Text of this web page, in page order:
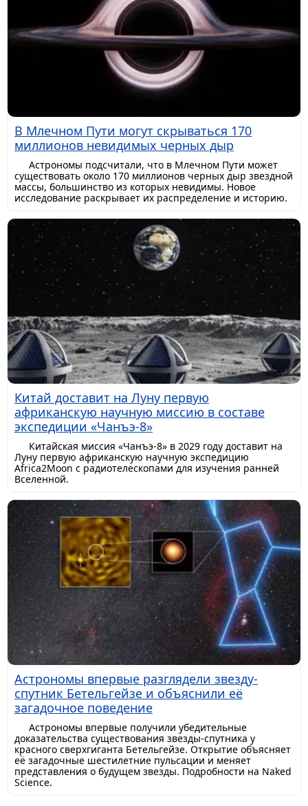
В Млечном Пути могут скрываться 170
миллионов невидимых черных дыр
Астрономы подсчитали, что в Млечном Пути может
существовать около 170 миллионов черных дыр звездной
массы, большинство из которых невидимы. Новое
исследование раскрывает их распределение и историю.
Китай доставит на Луну первую
африканскую научную миссию в составе
экспедиции «Чанъэ-8»
Китайская миссия «Чанъэ-8» в 2029 году доставит на
Луну первую африканскую научную экспедицию
Africa2Moon с радиотелескопами для изучения ранней
Вселенной.
Астрономы впервые разглядели звезду-
спутник Бетельгейзе и объяснили её
загадочное поведение
Астрономы впервые получили убедительные
доказательства существования звезды-спутника у
красного сверхгиганта Бетельгейзе. Открытие объясняет
её загадочные шестилетние пульсации и меняет
представления о будущем звезды. Подробности на Naked
Science.